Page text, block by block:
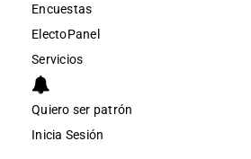
Encuestas
ElectoPanel
Servicios
Quiero ser patrón
Inicia Sesión